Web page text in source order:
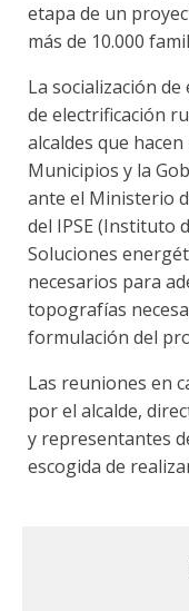
etapa de un
más de 10.000
La socialización
de electrificación
alcaldes que
Municipios y la
ante el Ministerio
del IPSE (Instituto
Soluciones
necesarios para
topografías
formulación del
Las reuniones en
por el alcalde,
y representantes
escogida de